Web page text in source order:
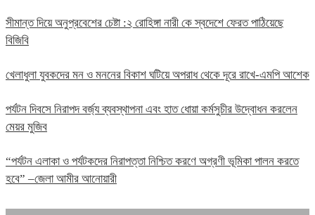
সীমান্ত দিয়ে অনুপ্রবেশের চেষ্টা :২ রোহিঙ্গা নারী কে স্বদেশে ফেরত পাঠিয়েছে
বিজিবি
খেলাধুলা যুবকদের মন ও মননের বিকাশ ঘটিয়ে অপরাধ থেকে দূরে রাখে-এমপি আশেক
পর্যটন দিবসে নিরাপদ বর্জ্য ব্যবস্থাপনা এবং হাত ধোয়া কর্মসুচীর উদ্বোধন করলেন
মেয়র মুজিব
“পর্যটন এলাকা ও পর্যটকদের নিরাপত্তা নিশ্চিত করণে অগ্রণী ভূমিকা পালন করতে
হবে” –জেলা আমীর আনোয়ারী